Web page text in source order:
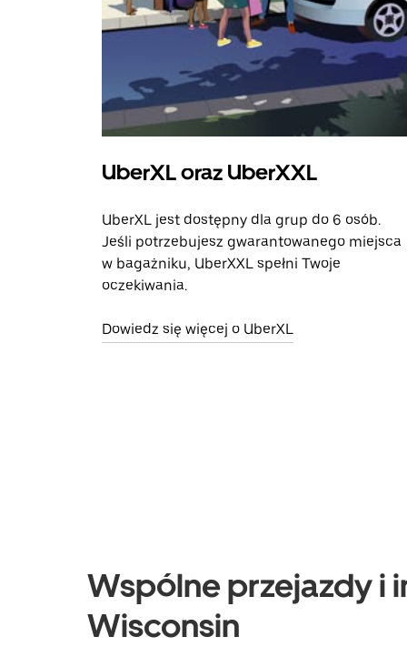
UberXL oraz UberXXL
UberXL jest dostępny dla grup do 6 osób.
Jeśli potrzebujesz gwarantowanego miejsca
w bagażniku, UberXXL spełni Twoje
oczekiwania.
Dowiedz się więcej o UberXL
Wspólne przejazdy i
Wisconsin